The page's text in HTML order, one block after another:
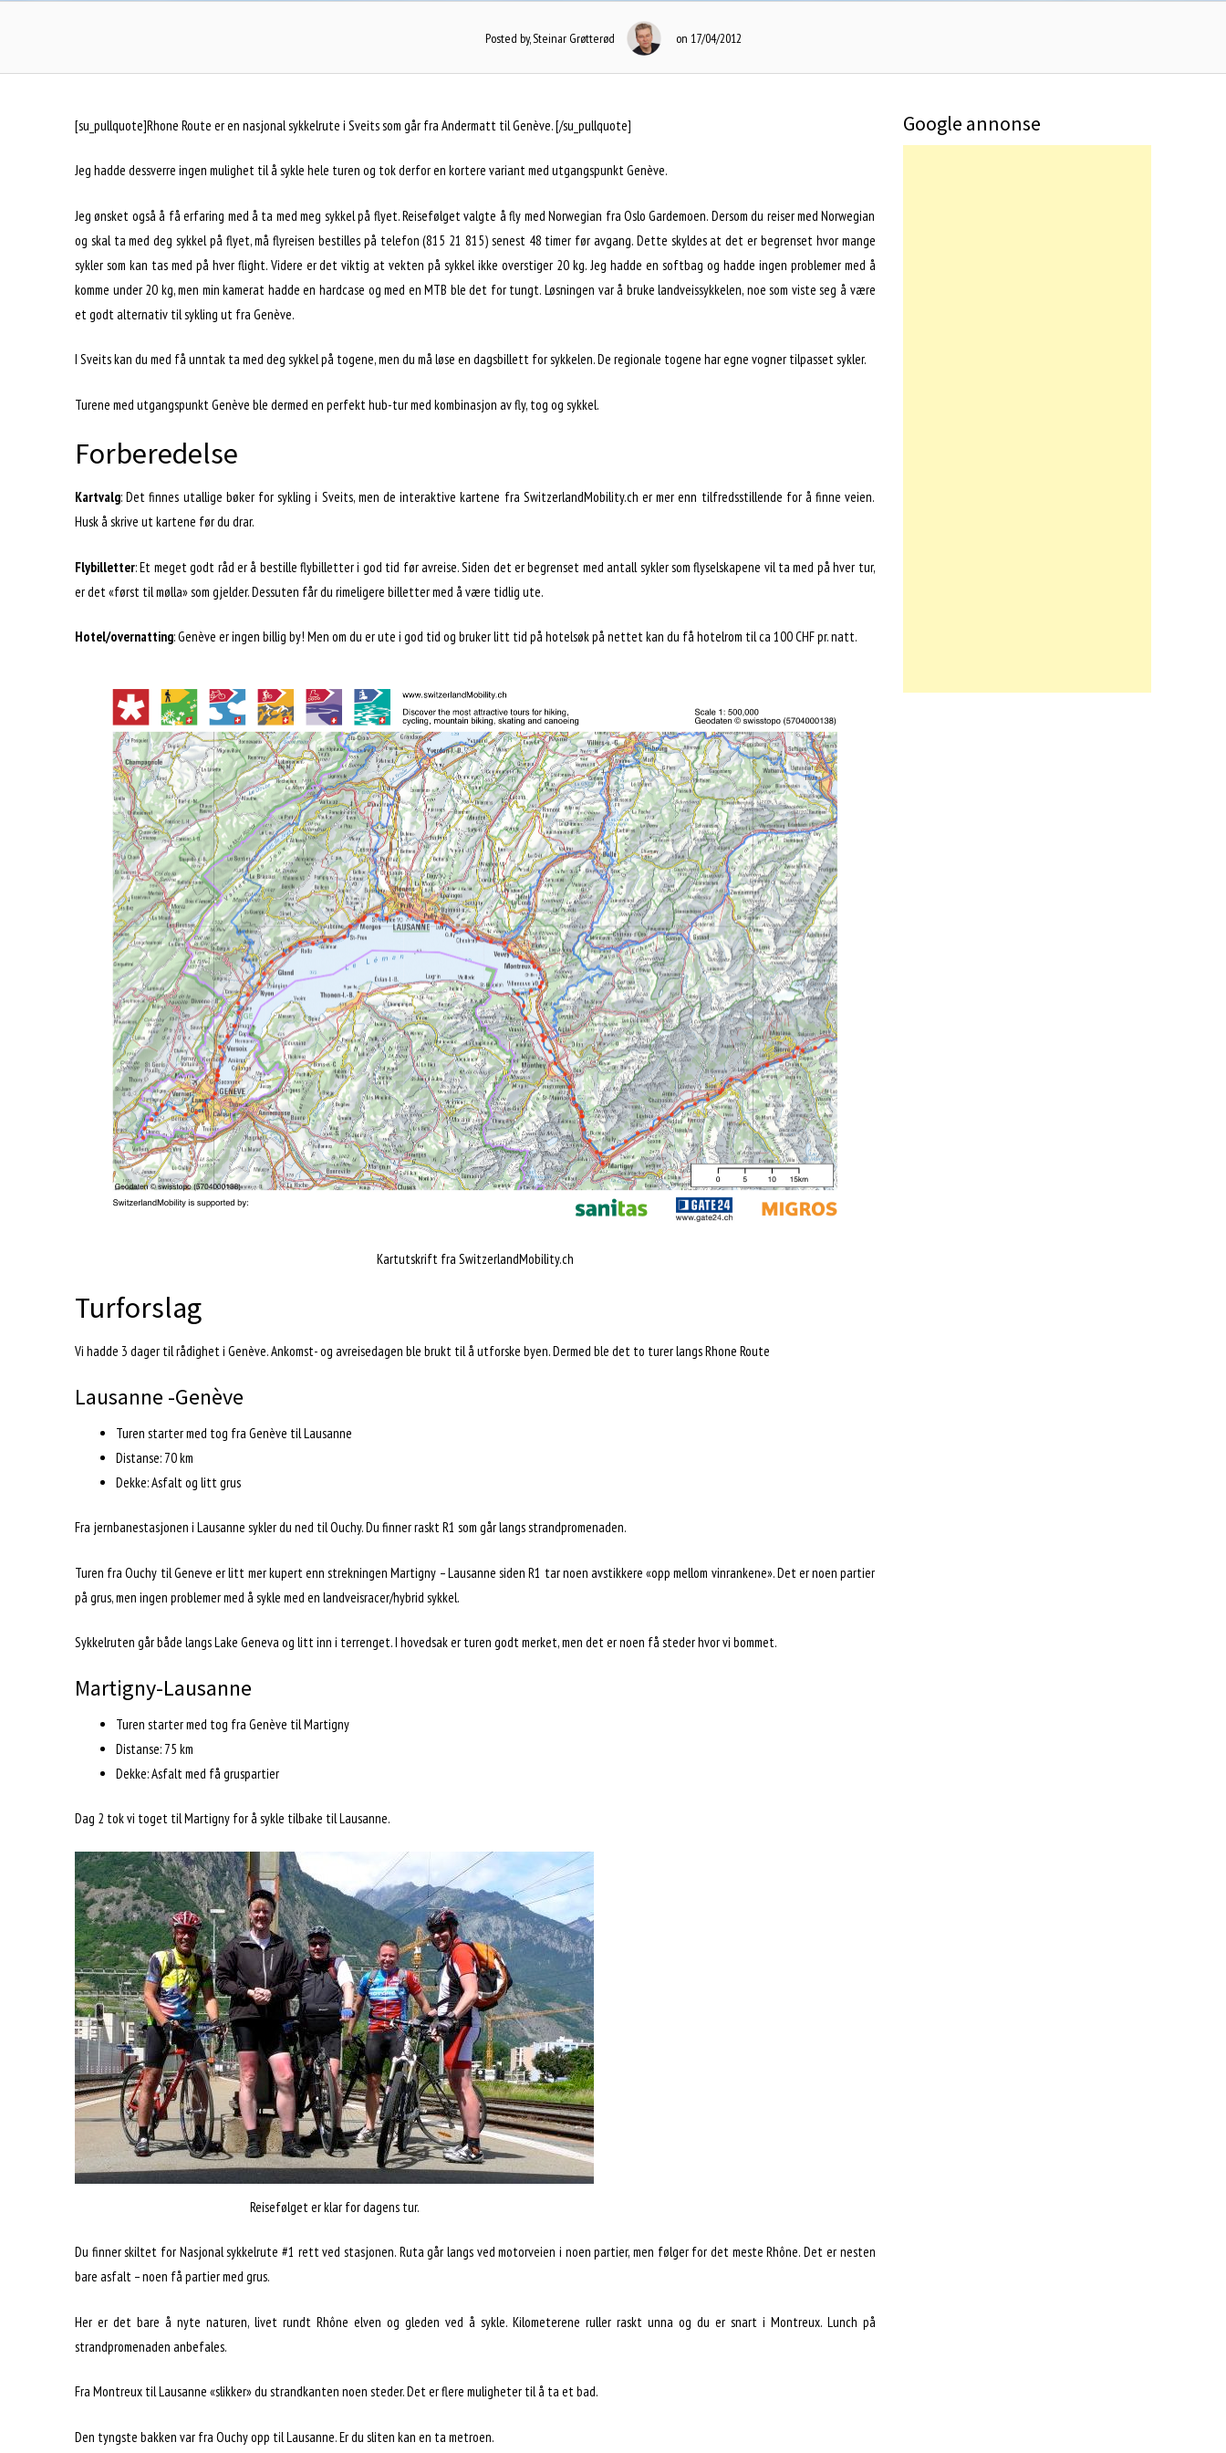
Posted by, Steinar Grøtterød on 17/04/2012
[su_pullquote]Rhone Route er en nasjonal sykkelrute i Sveits som går fra Andermatt til Genève. [/su_pullquote]
Jeg hadde dessverre ingen mulighet til å sykle hele turen og tok derfor en kortere variant med utgangspunkt Genève.
Jeg ønsket også å få erfaring med å ta med meg sykkel på flyet. Reisefølget valgte å fly med Norwegian fra Oslo Gardemoen. Dersom du reiser med Norwegian
og skal ta med deg sykkel på flyet, må flyreisen bestilles på telefon (815 21 815) senest 48 timer før avgang. Dette skyldes at det er begrenset hvor mange
sykler som kan tas med på hver flight. Videre er det viktig at vekten på sykkel ikke overstiger 20 kg. Jeg hadde en softbag og hadde ingen problemer med å
komme under 20 kg, men min kamerat hadde en hardcase og med en MTB ble det for tungt. Løsningen var å bruke landveissykkelen, noe som viste seg å være
et godt alternativ til sykling ut fra Genève.
I Sveits kan du med få unntak ta med deg sykkel på togene, men du må løse en dagsbillett for sykkelen. De regionale togene har egne vogner tilpasset sykler.
Turene med utgangspunkt Genève ble dermed en perfekt hub-tur med kombinasjon av fly, tog og sykkel.
Forberedelse
Kartvalg: Det finnes utallige bøker for sykling i Sveits, men de interaktive kartene fra SwitzerlandMobility.ch er mer enn tilfredsstillende for å finne veien.
Husk å skrive ut kartene før du drar.
Flybilletter: Et meget godt råd er å bestille flybilletter i god tid før avreise. Siden det er begrenset med antall sykler som flyselskapene vil ta med på hver tur,
er det «først til mølla» som gjelder. Dessuten får du rimeligere billetter med å være tidlig ute.
Hotel/overnatting: Genève er ingen billig by! Men om du er ute i god tid og bruker litt tid på hotelsøk på nettet kan du få hotelrom til ca 100 CHF pr. natt.
Kartutskrift fra SwitzerlandMobility.ch
Turforslag
Vi hadde 3 dager til rådighet i Genève. Ankomst- og avreisedagen ble brukt til å utforske byen. Dermed ble det to turer langs Rhone Route
Lausanne -Genève
Turen starter med tog fra Genève til Lausanne
Distanse: 70 km
Dekke: Asfalt og litt grus
Fra jernbanestasjonen i Lausanne sykler du ned til Ouchy. Du finner raskt R1 som går langs strandpromenaden.
Turen fra Ouchy til Geneve er litt mer kupert enn strekningen Martigny – Lausanne siden R1 tar noen avstikkere «opp mellom vinrankene». Det er noen partier
på grus, men ingen problemer med å sykle med en landveisracer/hybrid sykkel.
Sykkelruten går både langs Lake Geneva og litt inn i terrenget. I hovedsak er turen godt merket, men det er noen få steder hvor vi bommet.
Martigny-Lausanne
Turen starter med tog fra Genève til Martigny
Distanse: 75 km
Dekke: Asfalt med få gruspartier
Dag 2 tok vi toget til Martigny for å sykle tilbake til Lausanne.
Reisefølget er klar for dagens tur.
Du finner skiltet for Nasjonal sykkelrute #1 rett ved stasjonen. Ruta går langs ved motorveien i noen partier, men følger for det meste Rhône. Det er nesten
bare asfalt – noen få partier med grus.
Her er det bare å nyte naturen, livet rundt Rhône elven og gleden ved å sykle. Kilometerene ruller raskt unna og du er snart i Montreux. Lunch på
strandpromenaden anbefales.
Fra Montreux til Lausanne «slikker» du strandkanten noen steder. Det er flere muligheter til å ta et bad.
Den tyngste bakken var fra Ouchy opp til Lausanne. Er du sliten kan en ta metroen.
Google annonse